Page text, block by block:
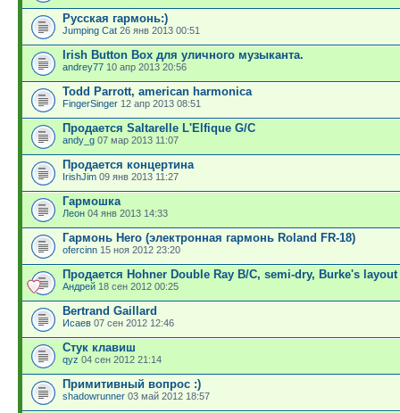
Русская гармонь:)
Jumping Cat 26 янв 2013 00:51
Irish Button Box для уличного музыканта.
andrey77 10 апр 2013 20:56
Todd Parrott, american harmonica
FingerSinger 12 апр 2013 08:51
Продается Saltarelle L'Elfique G/C
andy_g 07 мар 2013 11:07
Продается концертина
IrishJim 09 янв 2013 11:27
Гармошка
Леон 04 янв 2013 14:33
Гармонь Hero (электронная гармонь Roland FR-18)
ofercinn 15 ноя 2012 23:20
Продается Hohner Double Ray B/C, semi-dry, Burke's layout
Андрей 18 сен 2012 00:25
Bertrand Gaillard
Исаев 07 сен 2012 12:46
Стук клавиш
qyz 04 сен 2012 21:14
Примитивный вопрос :)
shadowrunner 03 май 2012 18:57